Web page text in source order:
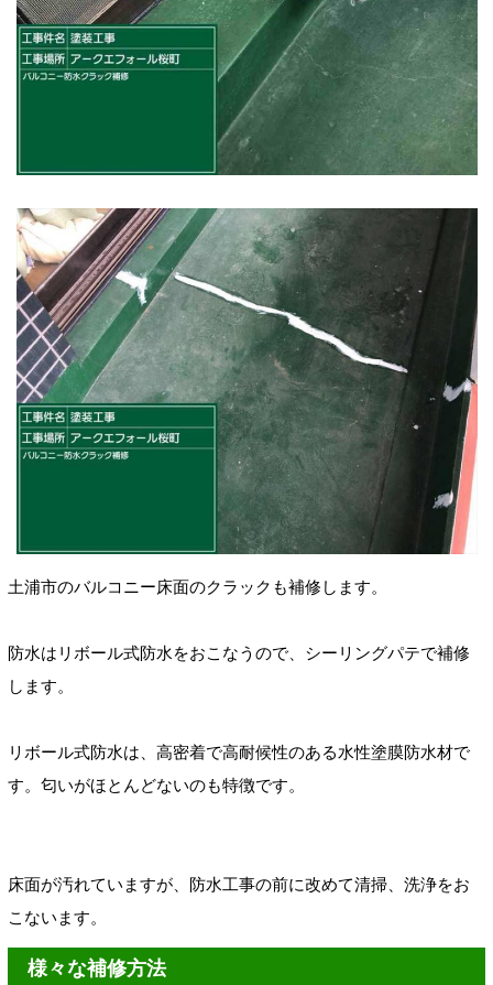
土浦市のバルコニー床面のクラックも補修します。
防水はリボール式防水をおこなう ので、シーリングパテで補修
します。
リボール式防水は、高密着で高耐候性のある水性塗膜防水材で
す。匂いがほとんどないのも特徴です。
床面が汚れていますが、防水工事の前に改めて清掃、洗浄をお
こないます。
様々な補修方法